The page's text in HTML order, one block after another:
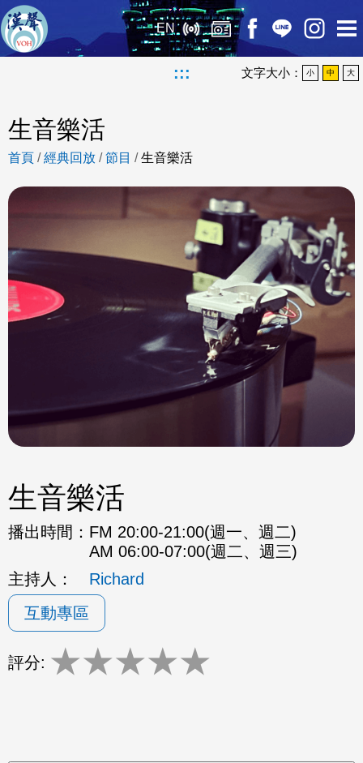
EN
::: 文字大小： 小 中 大
生音樂活
首頁 /經典回放 /節目 /生音樂活
生音樂活
播出時間： FM 20:00-21:00(週一、週二)
AM 06:00-07:00(週二、週三)
主持人：
Richard
互動專區
評分: ★★★★★